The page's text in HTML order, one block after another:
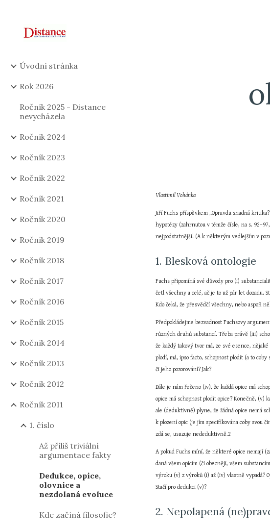
Úvodní stránka
Rok 2026
Ročník 2025 - Distance
nevycházela
Ročník 2024
Ročník 2023
Ročník 2022
Ročník 2021
Ročník 2020
Ročník 2019
Ročník 2018
Ročník 2017
Ročník 2016
Ročník 2015
Ročník 2014
Ročník 2013
Ročník 2012
Ročník 2011
1. číslo
Až příliš triviální
argumentace fakty
Dedukce, opice,
olovnice a
nezdolaná evoluce
Kde začíná filosofie?
Vlastimil Vohánka
Jiří Fuchs příspěvkem „Opravdu snadná
hypotézy (zahrnutou v témže čísle, na s.
nejpodstatnější. (A k některým vedlejším v
1. Blesková ontologie
Fuchs připomíná své důvody pro (i)
četl všechny a celé, ač je to už pár let dozadu.
Kdo čeká, že přesvědčí všechny, nebo aspoň
Předpokládejme bezvadnost Fuchsovy
různých druhů substancí. Třeba právě (iii)
že každý takový tvor má, ze své esence,
plodí, má, ipso facto, schopnost plodit (a to
či jeho pozorování? Jak?
Dále je nám řečeno (iv), že každá opice má
opice má schopnost plodit opice? Konečně, (v)
ale (deduktivně) plyne, že žádná opice nemá
k plození opic (je jím specifikována coby svou
zdá se, usuzuje nededuktivně.2
A pokud Fuchs míní, že některé opice nemají
daná všem opicím (či obecněji, všem
výroku (v) z výroků (i) až (iv) vlastně vypadá?
Stačí pro dedukci (v)?
2. Nepolapená